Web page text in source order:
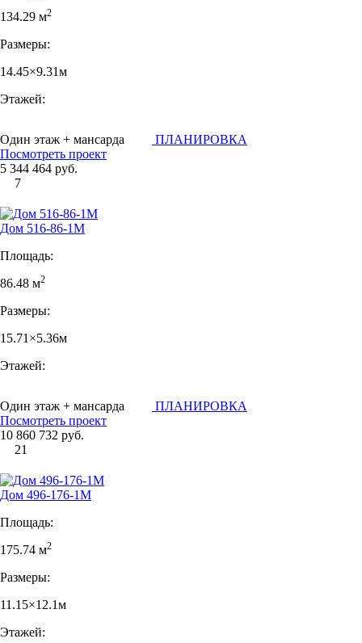
134.29 м2
Размеры:
14.45×9.31м
Этажей:
Один этаж + мансарда
ПЛАНИРОВКА
Посмотреть проект
5 344 464 руб.
7
Дом 516-86-1М
Площадь:
86.48 м2
Размеры:
15.71×5.36м
Этажей:
Один этаж + мансарда
ПЛАНИРОВКА
Посмотреть проект
10 860 732 руб.
21
Дом 496-176-1М
Площадь:
175.74 м2
Размеры:
11.15×12.1м
Этажей: